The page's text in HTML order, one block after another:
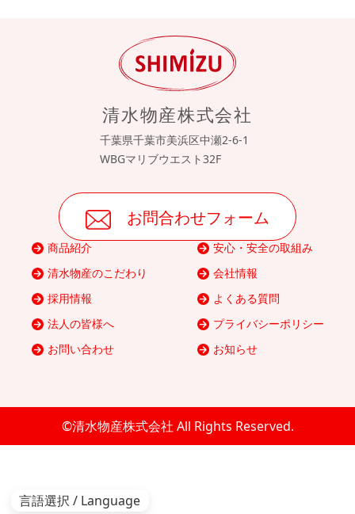
清水物産株式会社
千葉県千葉市美浜区中瀬2-6-1
WBGマリブウエスト32F
お問合わせフォーム
商品紹介
安心・安全の取組み
清水物産のこだわり
会社情報
採用情報
よくある質問
法人の皆様へ
プライバシーポリシー
お問い合わせ
お知らせ
©清水物産株式会社 All Rights Reserved.
言語選択 / Language